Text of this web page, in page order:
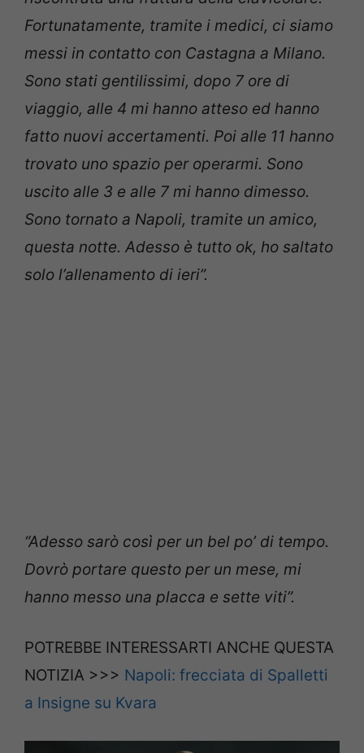
Fortunatamente, tramite i medici, ci siamo
messi in contatto con Castagna a Milano.
Sono stati gentilissimi, dopo 7 ore di
viaggio, alle 4 mi hanno atteso ed hanno
fatto nuovi accertamenti. Poi alle 11 hanno
trovato uno spazio per operarmi. Sono
uscito alle 3 e alle 7 mi hanno dimesso.
Sono tornato a Napoli, tramite un amico,
questa notte. Adesso è tutto ok, ho saltato
solo l’allenamento di ieri”.
“Adesso sarò così per un bel po’ di tempo.
Dovrò portare questo per un mese, mi
hanno messo una placca e sette viti”.
POTREBBE INTERESSARTI ANCHE QUESTA
NOTIZIA >>> Napoli: frecciata di Spalletti
a Insigne su Kvara